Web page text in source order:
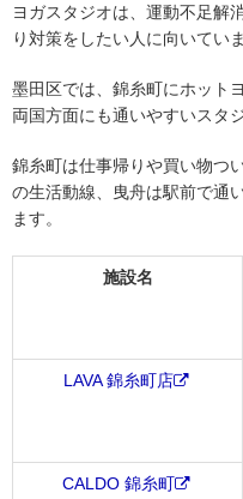
ヨガスタジオは、運動不足解
り対策をしたい人に向いていま
墨田区では、錦糸町にホット
両国方面にも通いやすいスタ
錦糸町は仕事帰りや買い物つ
の生活動線、曳舟は駅前で通
ます。
施設名
LAVA 錦糸町店
CALDO 錦糸町